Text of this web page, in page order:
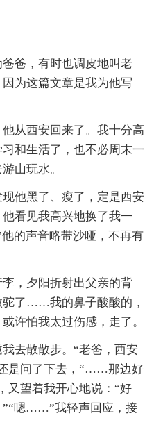
爸，有时也调皮地叫老
为这篇文章是我为他写
从西安回来了。我十分高
和生活了，也不必周末一
山玩水。
他黑了、瘦了，定是西安
看见我高兴地换了我一
的声音略带沙哑，不再有
，夕阳折射出父亲的背
驼了……我的鼻子酸酸的，
许怕我太过伤感，走了。
去散散步。“老爸，西安
是问了下去，“……那边好
又望着我开心地说：“好
”“嗯……”我轻声回应，接